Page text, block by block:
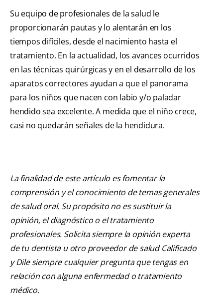
Su equipo de profesionales de la salud le
proporcionarán pautas y lo alentarán en los
tiempos difíciles, desde el nacimiento hasta el
tratamiento. En la actualidad, los avances ocurridos
en las técnicas quirúrgicas y en el desarrollo de los
aparatos correctores ayudan a que el panorama
para los niños que nacen con labio y/o paladar
hendido sea excelente. A medida que el niño crece,
casi no quedarán señales de la hendidura.
La finalidad de este artículo es fomentar la
comprensión y el conocimiento de temas generales
de salud oral. Su propósito no es sustituir la
opinión, el diagnóstico o el tratamiento
profesionales. Solicita siempre la opinión experta
de tu dentista u otro proveedor de salud Calificado
y Dile siempre cualquier pregunta que tengas en
relación con alguna enfermedad o tratamiento
médico.